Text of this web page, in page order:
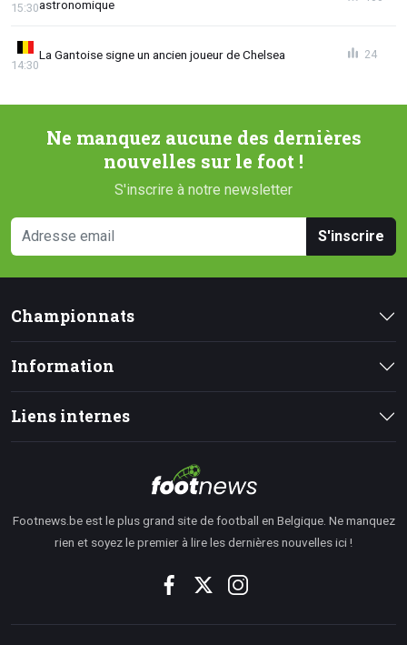
astronomique
15:30
La Gantoise signe un ancien joueur de Chelsea
14:30
24
Ne manquez aucune des dernières
nouvelles sur le foot !
S'inscrire à notre newsletter
S'inscrire
Championnats
Information
Liens internes
Footnews.be est le plus grand site de football en Belgique. Ne manquez
rien et soyez le premier à lire les dernières nouvelles ici !